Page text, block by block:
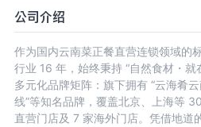
公司介绍
作为国内云南菜正餐直营连锁领域的
行业 16 年，始终秉持 “自然食材・就
多元化品牌矩阵：旗下拥有 “云海肴
线”等知名品牌，覆盖北京、上海等
直营门店及 7 家海外门店。凭借地道